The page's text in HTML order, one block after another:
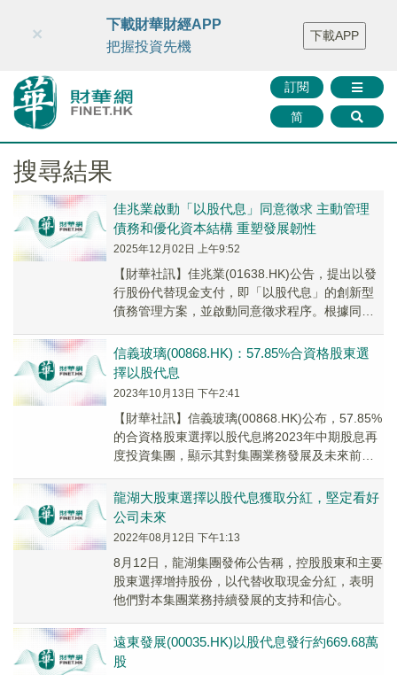
財華智庫網 FINTV FINMETA 財華證券 媒體矩陣
智庫沙龍
聯絡我們
訂閱
简
×
下載財華財經APP
把握投資先機
下載APP
搜尋結果
佳兆業啟動「以股代息」同意徵求 主動管理
債務和優化資本結構 重塑發展韌性
2025年12月02日 上午9:52
【財華社訊】佳兆業(01638.HK)公告，提出以發
行股份代替現金支付，即「以股代息」的創新型
債務管理方案，並啟動同意徵求程序。根據同意
公...
信義玻璃(00868.HK)：57.85%合資格股東選
擇以股代息
2023年10月13日 下午2:41
【財華社訊】信義玻璃(00868.HK)公布，57.85%
的合資格股東選擇以股代息將2023年中期股息再
度投資集團，顯示其對集團業務發展及未來前景
龍湖大股東選擇以股代息獲取分紅，堅定看好
公司未來
2022年08月12日 下午1:13
8月12日，龍湖集團發佈公告稱，控股股東和主要
股東選擇增持股份，以代替收取現金分紅，表明
他們對本集團業務持續發展的支持和信心。
遠東發展(00035.HK)以股代息發行約669.68萬
股